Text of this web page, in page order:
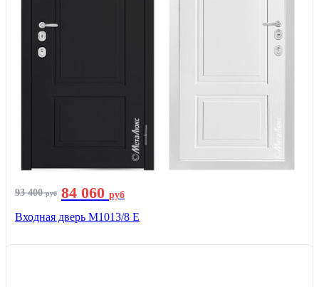
93 400руб 84 060 руб
Входная дверь М1013/8 E